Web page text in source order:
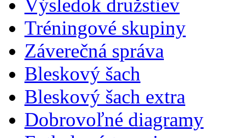
Výsledok družstiev
Tréningové skupiny
Záverečná správa
Bleskový šach
Bleskový šach extra
Dobrovoľné diagramy